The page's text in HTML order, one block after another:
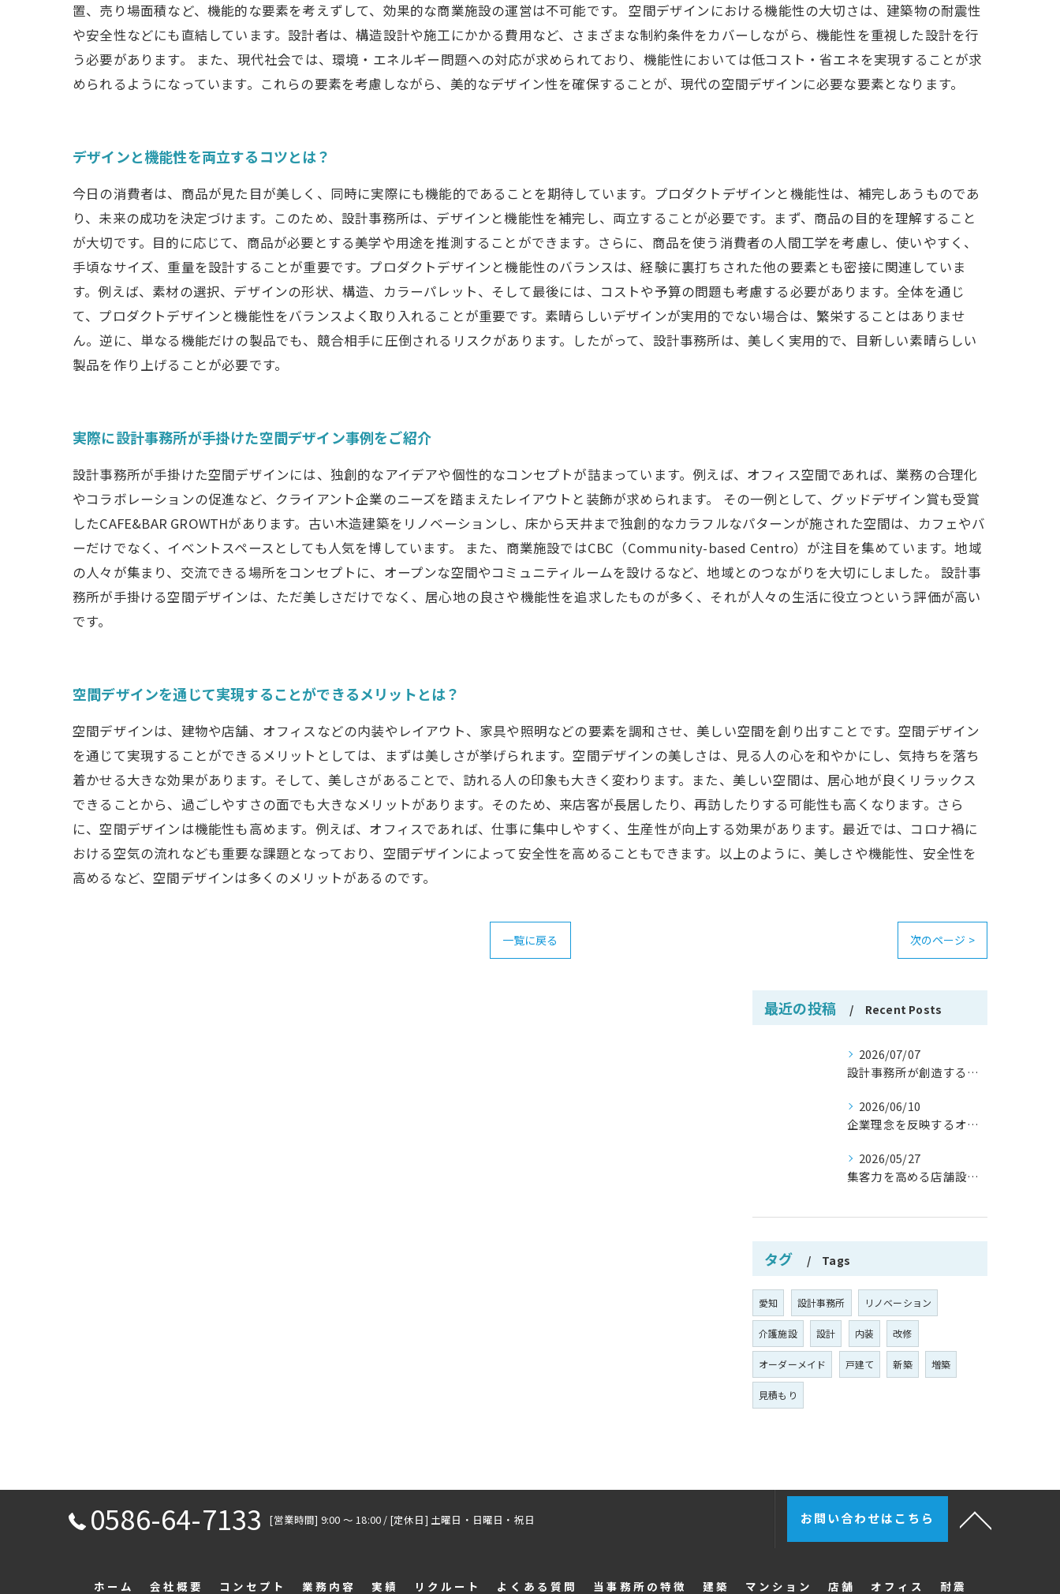
置、売り場面積など、機能的な要素を考えずして、効果的な商業施設の運営は不可能です。 空間デザインにおける機能性の大切さは、建築物の耐震性
や安全性などにも直結しています。設計者は、構造設計や施工にかかる費用など、さまざまな制約条件をカバーしながら、機能性を重視した設計を行
う必要があります。 また、現代社会では、環境・エネルギー問題への対応が求められており、機能性においては低コスト・省エネを実現することが求
められるようになっています。これらの要素を考慮しながら、美的なデザイン性を確保することが、現代の空間デザインに必要な要素となります。
デザインと機能性を両立するコツとは？
今日の消費者は、商品が見た目が美しく、同時に実際にも機能的であることを期待しています。プロダクトデザインと機能性は、補完しあうものであ
り、未来の成功を決定づけます。このため、設計事務所は、デザインと機能性を補完し、両立することが必要です。まず、商品の目的を理解すること
が大切です。目的に応じて、商品が必要とする美学や用途を推測することができます。さらに、商品を使う消費者の人間工学を考慮し、使いやすく、
手頃なサイズ、重量を設計することが重要です。プロダクトデザインと機能性のバランスは、経験に裏打ちされた他の要素とも密接に関連していま
す。例えば、素材の選択、デザインの形状、構造、カラーパレット、そして最後には、コストや予算の問題も考慮する必要があります。全体を通じ
て、プロダクトデザインと機能性をバランスよく取り入れることが重要です。素晴らしいデザインが実用的でない場合は、繁栄することはありませ
ん。逆に、単なる機能だけの製品でも、競合相手に圧倒されるリスクがあります。したがって、設計事務所は、美しく実用的で、目新しい素晴らしい
製品を作り上げることが必要です。
実際に設計事務所が手掛けた空間デザイン事例をご紹介
設計事務所が手掛けた空間デザインには、独創的なアイデアや個性的なコンセプトが詰まっています。例えば、オフィス空間であれば、業務の合理化
やコラボレーションの促進など、クライアント企業のニーズを踏まえたレイアウトと装飾が求められます。 その一例として、グッドデザイン賞も受賞
したCAFE&BAR GROWTHがあります。古い木造建築をリノベーションし、床から天井まで独創的なカラフルなパターンが施された空間は、カフェやバ
ーだけでなく、イベントスペースとしても人気を博しています。 また、商業施設ではCBC（Community-based Centro）が注目を集めています。地域
の人々が集まり、交流できる場所をコンセプトに、オープンな空間やコミュニティルームを設けるなど、地域とのつながりを大切にしました。 設計事
務所が手掛ける空間デザインは、ただ美しさだけでなく、居心地の良さや機能性を追求したものが多く、それが人々の生活に役立つという評価が高い
です。
空間デザインを通じて実現することができるメリットとは？
空間デザインは、建物や店舗、オフィスなどの内装やレイアウト、家具や照明などの要素を調和させ、美しい空間を創り出すことです。空間デザイン
を通じて実現することができるメリットとしては、まずは美しさが挙げられます。空間デザインの美しさは、見る人の心を和やかにし、気持ちを落ち
着かせる大きな効果があります。そして、美しさがあることで、訪れる人の印象も大きく変わります。また、美しい空間は、居心地が良くリラックス
できることから、過ごしやすさの面でも大きなメリットがあります。そのため、来店客が長居したり、再訪したりする可能性も高くなります。さら
に、空間デザインは機能性も高めます。例えば、オフィスであれば、仕事に集中しやすく、生産性が向上する効果があります。最近では、コロナ禍に
おける空気の流れなども重要な課題となっており、空間デザインによって安全性を高めることもできます。以上のように、美しさや機能性、安全性を
高めるなど、空間デザインは多くのメリットがあるのです。
一覧に戻る 次のページ >
最近の投稿 Recent Posts
2026/07/07
設計事務所が創造する自然と調和した建築空間
2026/06/10
企業理念を反映するオフィス設計の極意
2026/05/27
集客力を高める店舗設計の具体的手法とは
タグ Tags
愛知 設計事務所 リノベーション
介護施設 設計 内装 改修
オーダーメイド 戸建て 新築 増築
見積もり
0586-64-7133 [営業時間] 9:00 〜 18:00 / [定休日] 土曜日・日曜日・祝日 お問い合わせはこちら
ホーム 会社概要 コンセプト 業務内容 実績 リクルート よくある質問 当事務所の特徴 建築 マンション 店舗 オフィス 耐震